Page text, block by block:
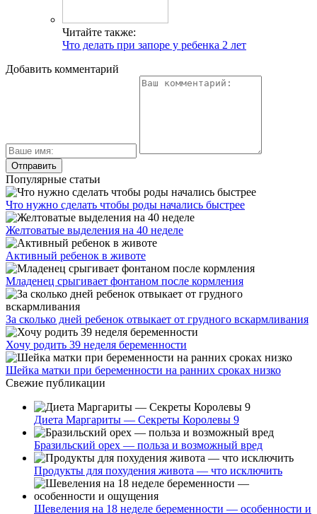
Читайте также:
Что делать при запоре у ребенка 2 лет
Добавить комментарий
Популярные статьи
Что нужно сделать чтобы роды начались быстрее
Желтоватые выделения на 40 неделе
Активный ребенок в животе
Младенец срыгивает фонтаном после кормления
За сколько дней ребенок отвыкает от грудного вскармливания
Хочу родить 39 неделя беременности
Шейка матки при беременности на ранних сроках низко
Свежие публикации
Диета Маргариты — Секреты Королевы 9
Бразильский орех — польза и возможный вред
Продукты для похудения живота — что исключить
Шевеления на 18 неделе беременности — особенности и